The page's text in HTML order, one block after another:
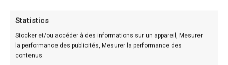
Statistics
Stocker et/ou accéder à des informations sur un appareil, Mesurer
la performance des publicités, Mesurer la performance des
contenus.
Mettre le beurre à fondre dans une casserole à feu
moyen. Attendre jusqu’à ce qu’il prenne une belle